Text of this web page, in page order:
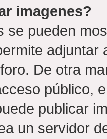
imagenes?
se pueden
De otra
público,
publicar
un servidor